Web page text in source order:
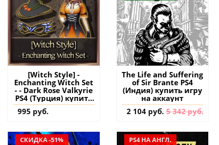
[Witch Style] -
Enchanting Witch Set
- - Dark Rose Valkyrie
PS4 (Турция) купить
дополнение на
аккаунт
995 руб.
The Life and Suffering
of Sir Brante PS4
(Индия) купить игру
на аккаунт
2 104 руб. 5 342 руб.
СКИДКА -51%
PS4 НА АНГЛ.